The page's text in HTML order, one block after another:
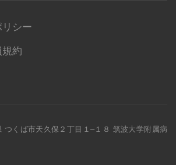
シー
約
つくば市天久保２丁目１–１８ 筑波大学附属病